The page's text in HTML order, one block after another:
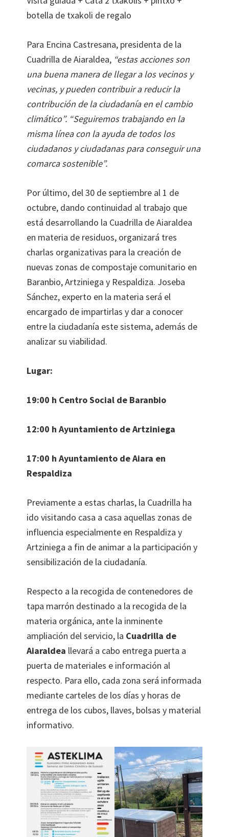
botella de txakoli de regalo
Para Encina Castresana, presidenta de la
Cuadrilla de Aiaraldea, “estas acciones son
una buena manera de llegar a los vecinos y
vecinas, y pueden contribuir a reducir la
contribución de la ciudadanía en el cambio
climático”. “Seguiremos trabajando en la
misma línea con la ayuda de todos los
ciudadanos y ciudadanas para conseguir una
comarca sostenible”.
Por último, del 30 de septiembre al 1 de
octubre, dando continuidad al trabajo que
está desarrollando la Cuadrilla de Aiaraldea
en materia de residuos, organizará tres
charlas organizativas para la creación de
nuevas zonas de compostaje comunitario en
Baranbio, Artziniega y Respaldiza. Joseba
Sánchez, experto en la materia será el
encargado de impartirlas y dar a conocer
entre la ciudadanía este sistema, además de
analizar su viabilidad.
Lugar:
19:00 h Centro Social de Baranbio
12:00 h Ayuntamiento de Artziniega
17:00 h Ayuntamiento de Aiara en
Respaldiza
Previamente a estas charlas, la Cuadrilla ha
ido visitando casa a casa aquellas zonas de
influencia especialmente en Respaldiza y
Artziniega a fin de animar a la participación y
sensibilización de la ciudadanía.
Respecto a la recogida de contenedores de
tapa marrón destinado a la recogida de la
materia orgánica, ante la inminente
ampliación del servicio, la Cuadrilla de
Aiaraldea llevará a cabo entrega puerta a
puerta de materiales e información al
respecto. Para ello, cada zona será informada
mediante carteles de los días y horas de
entrega de los cubos, llaves, bolsas y material
informativo.